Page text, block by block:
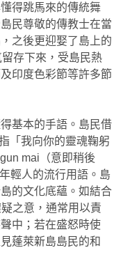
得跳馬來的傳統舞
民尊敬的傳教士在當
之後更迎娶了島上的
存下來，受島民熱
印度色彩節等許多節
基本的手語。島民借
「我向你的靈魂鞠躬
mai（意即稍後
輕人的流行用語。島
的文化底蘊。如結合
之意，通常用以責
中；若在盛怒時使
蓬萊新島島民的和